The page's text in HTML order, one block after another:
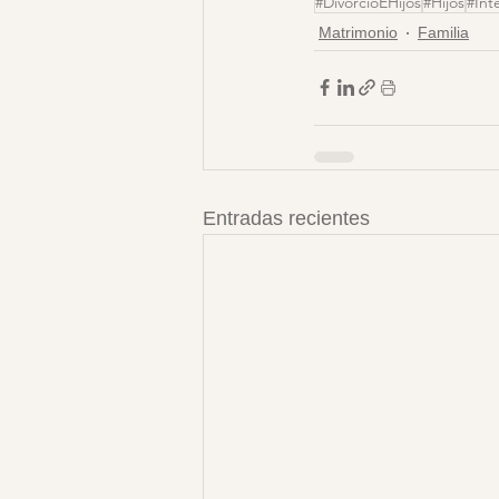
Matrimonio Familia
Entradas recientes